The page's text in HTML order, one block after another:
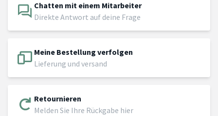
Chatten mit einem Mitarbeiter
Direkte Antwort auf deine Frage
Meine Bestellung verfolgen
Lieferung und versand
Retournieren
Melden Sie Ihre Rückgabe hier